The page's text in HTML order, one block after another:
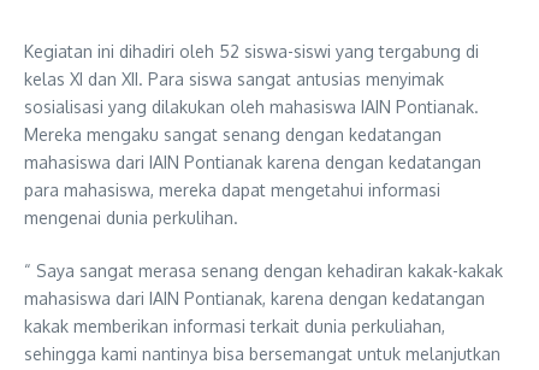
Kegiatan ini dihadiri oleh 52 siswa-siswi yang tergabung di
kelas XI dan XII. Para siswa sangat antusias menyimak
sosialisasi yang dilakukan oleh mahasiswa IAIN Pontianak.
Mereka mengaku sangat senang dengan kedatangan
mahasiswa dari IAIN Pontianak karena dengan kedatangan
para mahasiswa, mereka dapat mengetahui informasi
mengenai dunia perkulihan.
“ Saya sangat merasa senang dengan kehadiran kakak-kakak
mahasiswa dari IAIN Pontianak, karena dengan kedatangan
kakak memberikan informasi terkait dunia perkuliahan,
sehingga kami nantinya bisa bersemangat untuk melanjutkan